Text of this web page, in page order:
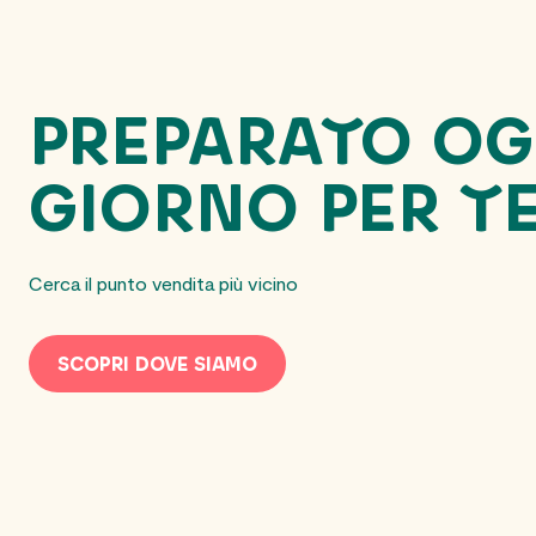
PREPARATO
GIORNO PER
Cerca il punto vendita più vicino
SCOPRI DOVE SIAMO